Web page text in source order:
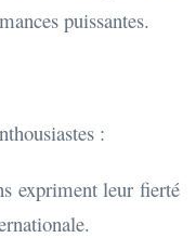
puissantes.
:
expriment leur fierté